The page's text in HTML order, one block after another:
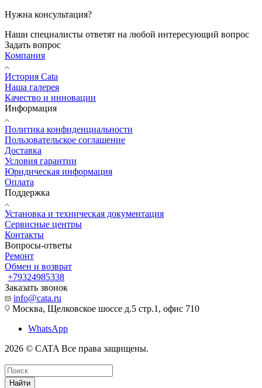
Нужна консультация?
Наши специалисты ответят на любой интересующий вопрос
Задать вопрос
Компания
История Cata
Наша галерея
Качество и инновации
Информация
Политика конфиденциальности
Пользовательское соглашение
Доставка
Условия гарантии
Юридическая информация
Оплата
Поддержка
Установка и техническая документация
Сервисные центры
Контакты
Вопросы-ответы
Ремонт
Обмен и возврат
+79324985338
Заказать звонок
info@cata.ru
Москва, Щелковское шоссе д.5 стр.1, офис 710
WhatsApp
2026 © CATA Все права защищены.
Найти